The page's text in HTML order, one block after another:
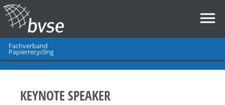
Fachverband
Papierrecycling
KEYNOTE SPEAKER